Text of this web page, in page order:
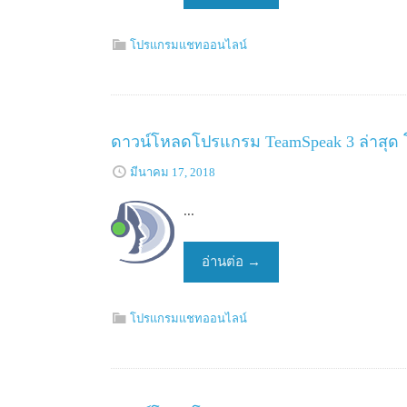
โปรแกรมแชทออนไลน์
ดาวน์โหลดโปรแกรม TeamSpeak 3 ล่าสุ
มีนาคม 17, 2018
...
อ่านต่อ →
โปรแกรมแชทออนไลน์